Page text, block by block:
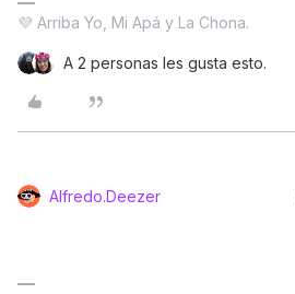
💜 Arriba Yo, Mi Apá y La Chona.
A 2 personas les gusta esto.
Alfredo.Deezer